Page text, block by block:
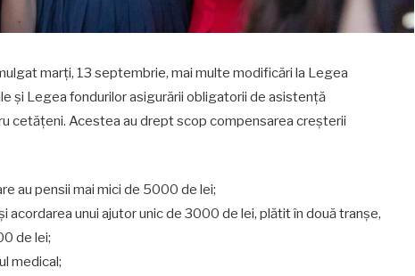
marți, 13 septembrie, mai multe modificări la Legea
și Legea fondurilor asigurării obligatorii de asistență
cetățeni. Acestea au drept scop compensarea creșterii
au pensii mai mici de 5000 de lei;
acordarea unui ajutor unic de 3000 de lei, plătit în două tranșe,
de lei;
medical;